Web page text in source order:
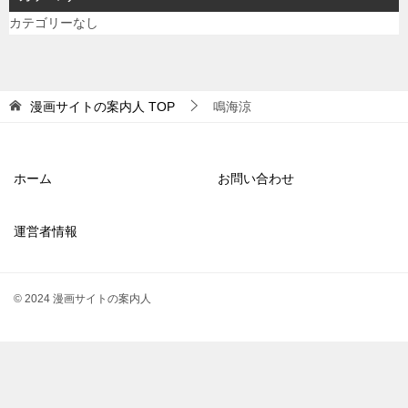
カテゴリーなし
漫画サイトの案内人 TOP 鳴海涼
ホーム お問い合わせ
運営者情報
© 2024 漫画サイトの案内人